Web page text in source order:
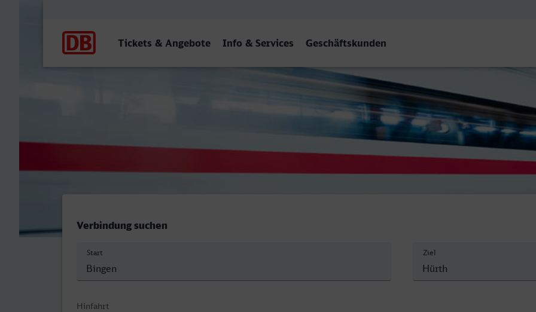
Tickets & Angebote Info & Services Geschäftskunden
Bingen (Rhein) Hbf - Hürth-Kalscheuren
Verbindung suchen
Start Ziel
Hinfahrt